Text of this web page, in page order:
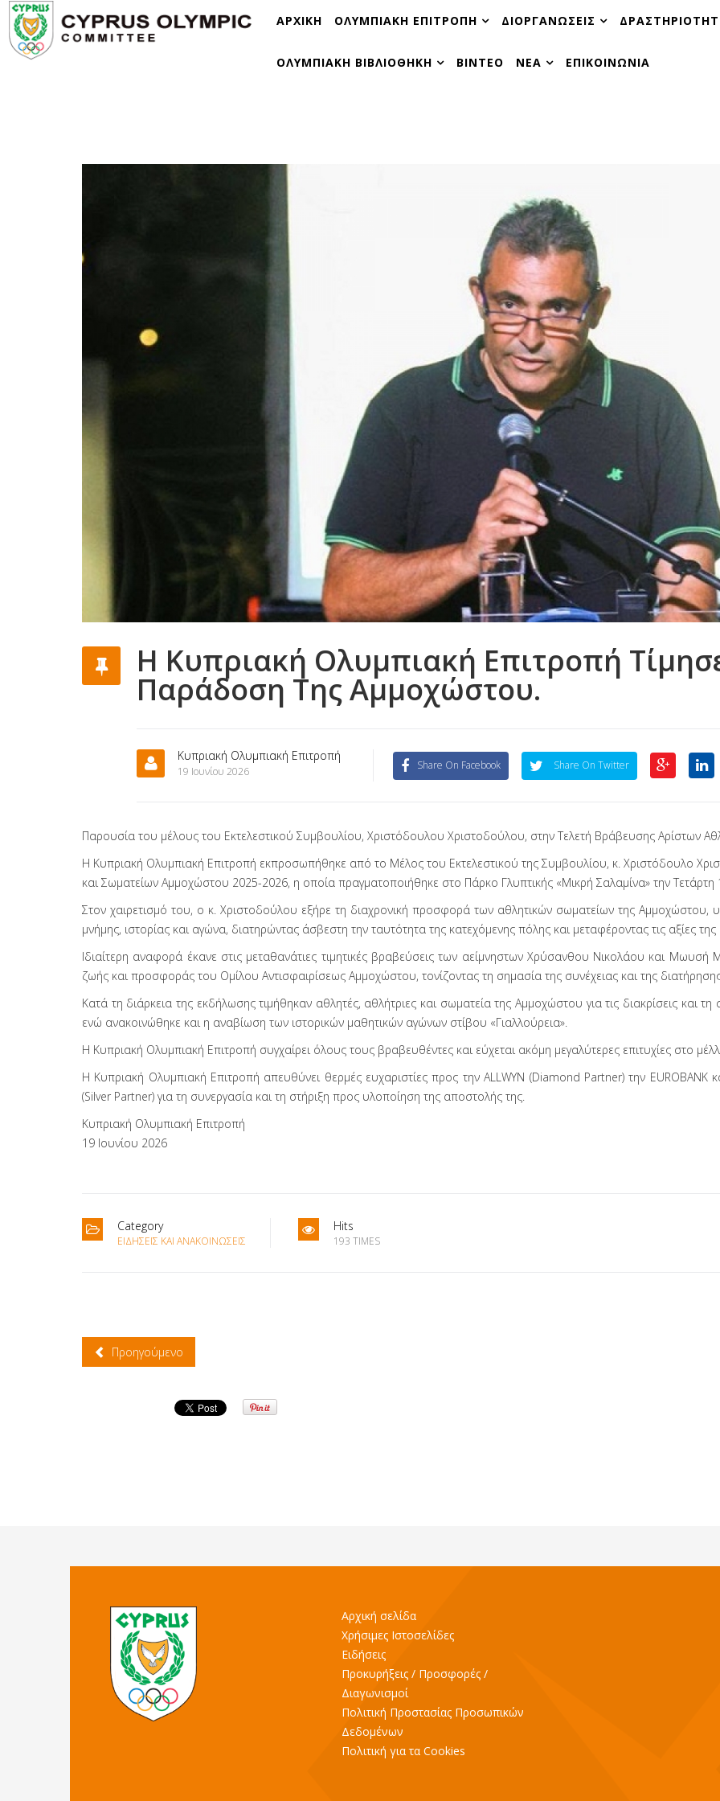
ΑΡΧΙΚΗ ΟΛΥΜΠΙΑΚΗ ΕΠΙΤΡΟΠΗ ΔΙΟΡΓΑΝΩΣΕΙΣ
ΟΛΥΜΠΙΑΚΗ ΒΙΒΛΙΟΘΗΚΗ ΒΙΝΤΕΟ ΝΕΑ ΕΠΙΚΟΙΝΩΝΙΑ
Η Κυπριακή Ολυμπιακή Επιτροπή
Παράδοση Της Αμμοχώστου.
Κυπριακή Ολυμπιακή Επιτροπή
19 Ιουνίου 2026 Share On Facebook Share On Twitter
Παρουσία του μέλους του Εκτελεστικού Συμβουλίου, Χριστόδουλου Χριστοδούλου, στην Τελετή Βράβευσης Αρίστων
Η Κυπριακή Ολυμπιακή Επιτροπή εκπροσωπήθηκε από το Μέλος του Εκτελεστικού της Συμβουλίου, κ. Χριστόδουλο
και Σωματείων Αμμοχώστου 2025-2026, η οποία πραγματοποιήθηκε στο Πάρκο Γλυπτικής «Μικρή Σαλαμίνα» την Τετάρτη
Στον χαιρετισμό του, ο κ. Χριστοδούλου εξήρε τη διαχρονική προσφορά των αθλητικών σωματείων της Αμμοχώστου,
μνήμης, ιστορίας και αγώνα, διατηρώντας άσβεστη την ταυτότητα της κατεχόμενης πόλης και μεταφέροντας τις αξίες της
Ιδιαίτερη αναφορά έκανε στις μεταθανάτιες τιμητικές βραβεύσεις των αείμνηστων Χρύσανθου Νικολάου και
ζωής και προσφοράς του Ομίλου Αντισφαιρίσεως Αμμοχώστου, τονίζοντας τη σημασία της συνέχειας και της
Κατά τη διάρκεια της εκδήλωσης τιμήθηκαν αθλητές, αθλήτριες και σωματεία της Αμμοχώστου για τις διακρίσεις και
ενώ ανακοινώθηκε και η αναβίωση των ιστορικών μαθητικών αγώνων στίβου «Γιαλλούρεια».
Η Κυπριακή Ολυμπιακή Επιτροπή συγχαίρει όλους τους βραβευθέντες και εύχεται ακόμη μεγαλύτερες επιτυχίες στο
Η Κυπριακή Ολυμπιακή Επιτροπή απευθύνει θερμές ευχαριστίες προς την ALLWYN (Diamond Partner) την EUROBANK
(Silver Partner) για τη συνεργασία και τη στήριξη προς υλοποίηση της αποστολής της.
Κυπριακή Ολυμπιακή Επιτροπή
19 Ιουνίου 2026
Category
ΕΙΔΉΣΕΙΣ ΚΑΙ ΑΝΑΚΟΙΝΏΣΕΙΣ
Hits
193 TIMES
Προηγούμενο
Αρχική σελίδα
Χρήσιμες Ιστοσελίδες
Ειδήσεις
Προκυρήξεις / Προσφορές /
Διαγωνισμοί
Πολιτική Προστασίας Προσωπικών
Δεδομένων
Πολιτική για τα Cookies